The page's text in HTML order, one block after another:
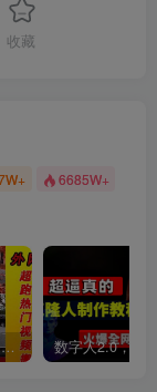
收藏
6685W+
外面收费398元外网超跑豪车汽车视频搬运至快手抖音上热门项目